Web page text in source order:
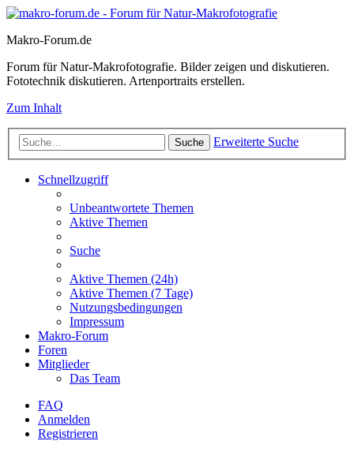
Makro-Forum.de
Forum für Natur-Makrofotografie. Bilder zeigen und diskutieren.
Fototechnik diskutieren. Artenportraits erstellen.
Zum Inhalt
Suche Erweiterte Suche
Schnellzugriff
Unbeantwortete Themen
Aktive Themen
Suche
Aktive Themen (24h)
Aktive Themen (7 Tage)
Nutzungsbedingungen
Impressum
Makro-Forum
Foren
Mitglieder
Das Team
FAQ
Anmelden
Registrieren